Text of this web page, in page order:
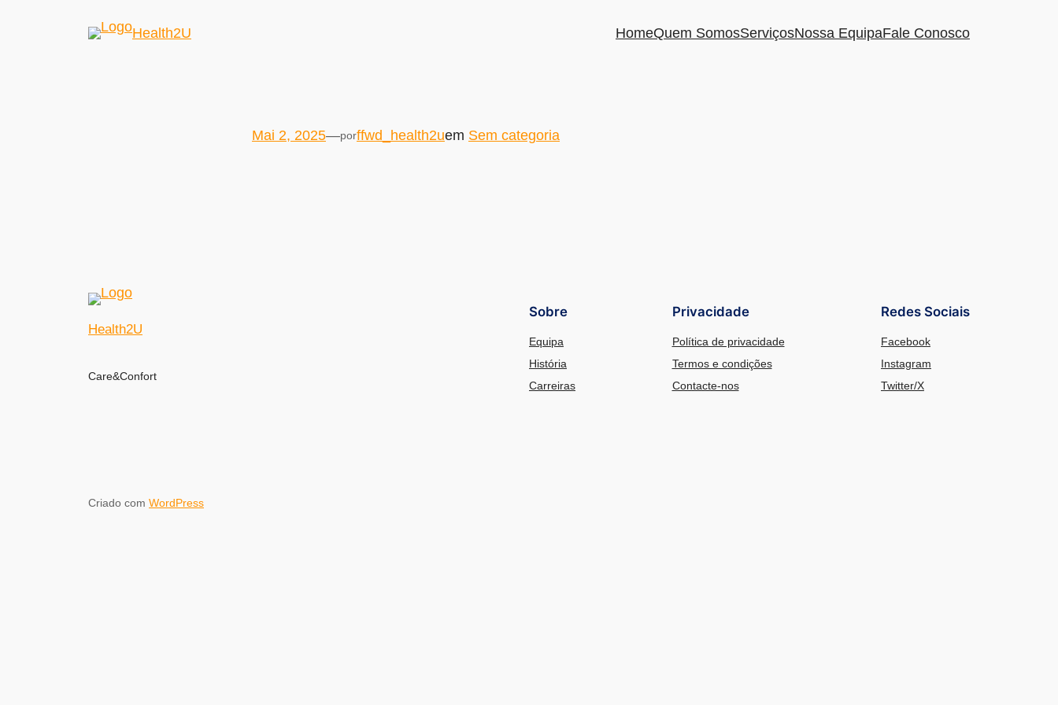
Health2U HomeQuem SomosServiçosNossa EquipaFale Conosco
Mai 2, 2025—porffwd_health2uem Sem categoria
Health2U
Care&Confort
Sobre
Equipa
História
Carreiras
Privacidade
Política de privacidade
Termos e condições
Contacte-nos
Redes Sociais
Facebook
Instagram
Twitter/X
Criado com WordPress